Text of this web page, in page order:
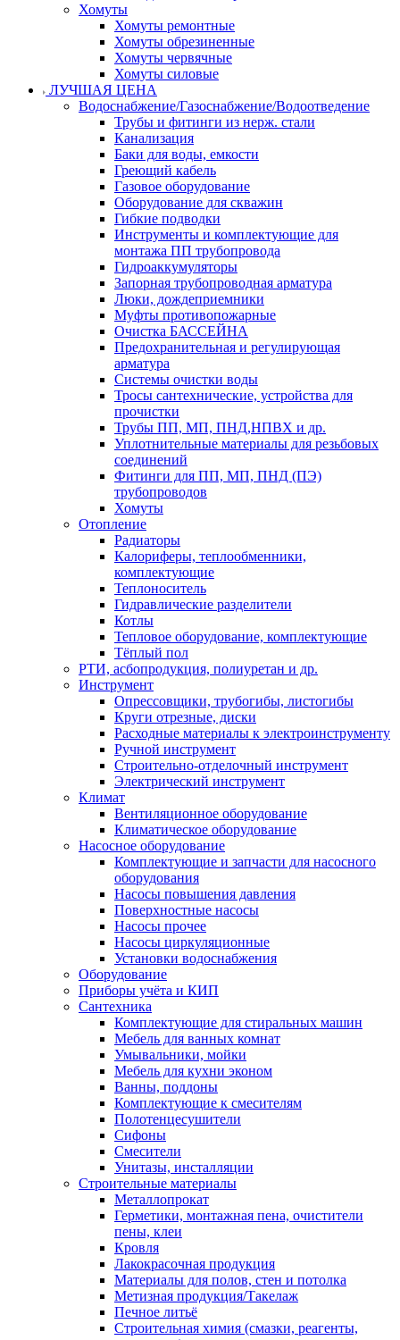
Хомуты
Хомуты ремонтные
Хомуты обрезиненные
Хомуты червячные
Хомуты силовые
ЛУЧШАЯ ЦЕНА
Водоснабжение/Газоснабжение/Водоотведение
Трубы и фитинги из нерж. стали
Канализация
Баки для воды, емкости
Греющий кабель
Газовое оборудование
Оборудование для скважин
Гибкие подводки
Инструменты и комплектующие для
монтажа ПП трубопровода
Гидроаккумуляторы
Запорная трубопроводная арматура
Люки, дождеприемники
Муфты противопожарные
Очистка БАССЕЙНА
Предохранительная и регулирующая
арматура
Системы очистки воды
Тросы сантехнические, устройства для
прочистки
Трубы ПП, МП, ПНД,НПВХ и др.
Уплотнительные материалы для резьбовых
соединений
Фитинги для ПП, МП, ПНД (ПЭ)
трубопроводов
Хомуты
Отопление
Радиаторы
Калориферы, теплообменники,
комплектующие
Теплоноситель
Гидравлические разделители
Котлы
Тепловое оборудование, комплектующие
Тёплый пол
РТИ, асбопродукция, полиуретан и др.
Инструмент
Опрессовщики, трубогибы, листогибы
Круги отрезные, диски
Расходные материалы к электроинструменту
Ручной инструмент
Строительно-отделочный инструмент
Электрический инструмент
Климат
Вентиляционное оборудование
Климатическое оборудование
Насосное оборудование
Комплектующие и запчасти для насосного
оборудования
Насосы повышения давления
Поверхностные насосы
Насосы прочее
Насосы циркуляционные
Установки водоснабжения
Оборудование
Приборы учёта и КИП
Сантехника
Комплектующие для стиральных машин
Мебель для ванных комнат
Умывальники, мойки
Мебель для кухни эконом
Ванны, поддоны
Комплектующие к смесителям
Полотенцесушители
Сифоны
Смесители
Унитазы, инсталляции
Строительные материалы
Металлопрокат
Герметики, монтажная пена, очистители
пены, клеи
Кровля
Лакокрасочная продукция
Материалы для полов, стен и потолка
Метизная продукция/Такелаж
Печное литьё
Строительная химия (смазки, реагенты,